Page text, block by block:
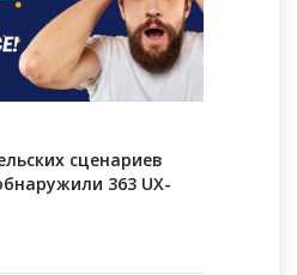
сценариев
363 UX-